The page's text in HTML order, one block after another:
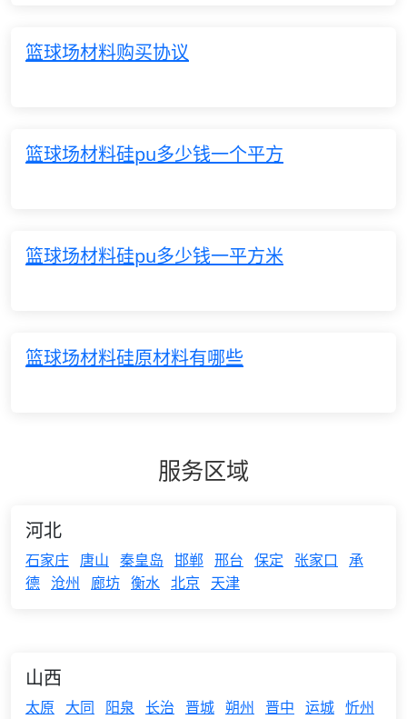
篮球场材料购买协议
篮球场材料硅pu多少钱一个平方
篮球场材料硅pu多少钱一平方米
篮球场材料硅原材料有哪些
服务区域
河北
石家庄 唐山 秦皇岛 邯郸 邢台 保定 张家口
承
德 沧州 廊坊 衡水 北京 天津
山西
太原 大同 阳泉 长治 晋城 朔州 晋中 运城 忻州